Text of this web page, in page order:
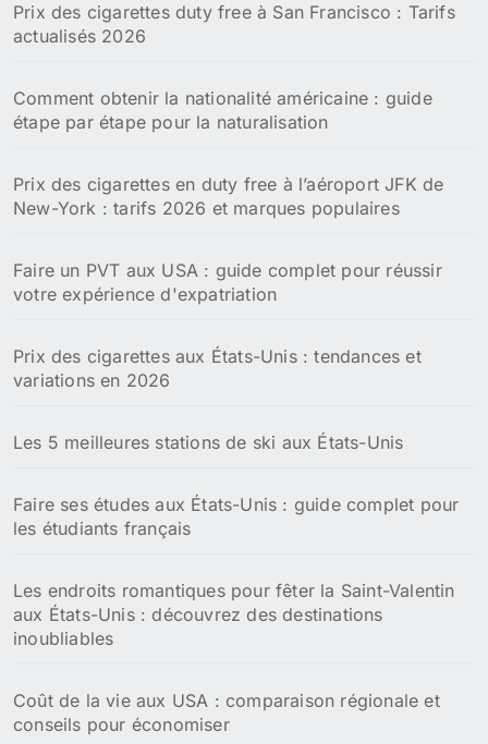
Prix des cigarettes duty free à San Francisco : Tarifs
actualisés 2026
Comment obtenir la nationalité américaine : guide
étape par étape pour la naturalisation
Prix des cigarettes en duty free à l’aéroport JFK de
New-York : tarifs 2026 et marques populaires
Faire un PVT aux USA : guide complet pour réussir
votre expérience d'expatriation
Prix des cigarettes aux États-Unis : tendances et
variations en 2026
Les 5 meilleures stations de ski aux États-Unis
Faire ses études aux États-Unis : guide complet pour
les étudiants français
Les endroits romantiques pour fêter la Saint-Valentin
aux États-Unis : découvrez des destinations
inoubliables
Coût de la vie aux USA : comparaison régionale et
conseils pour économiser